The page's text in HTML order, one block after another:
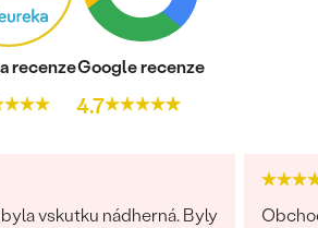
recenzeGoogle recenze
4.7
vskutku nádherná. Byly